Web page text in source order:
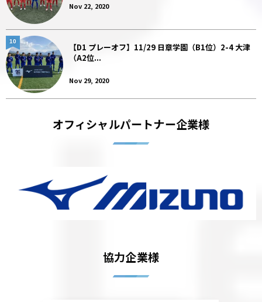
Nov 22, 2020
【D1 プレーオフ】11/29 日章学園（B1位）2-4 大津
（A2位...
Nov 29, 2020
10
オフィシャルパートナー企業様
協力企業様